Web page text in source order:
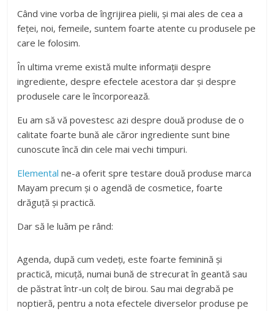
Când vine vorba de îngrijirea pielii, și mai ales de cea a
feței, noi, femeile, suntem foarte atente cu produsele pe
care le folosim.
În ultima vreme există multe informații despre
ingrediente, despre efectele acestora dar și despre
produsele care le încorporează.
Eu am să vă povestesc azi despre două produse de o
calitate foarte bună ale căror ingrediente sunt bine
cunoscute încă din cele mai vechi timpuri.
Elemental ne-a oferit spre testare două produse marca
Mayam precum și o agendă de cosmetice, foarte
drăguță și practică.
Dar să le luăm pe rând:
Agenda, după cum vedeți, este foarte feminină și
practică, micuță, numai bună de strecurat în geantă sau
de păstrat într-un colț de birou. Sau mai degrabă pe
noptieră, pentru a nota efectele diverselor produse pe